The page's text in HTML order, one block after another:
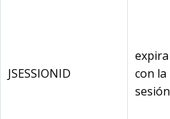
JSESSIONID
expira
con la
sesión